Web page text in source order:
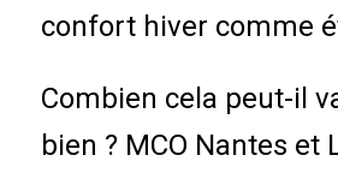
confort hiver comme
Combien cela peut-il
bien ? MCO Nantes et